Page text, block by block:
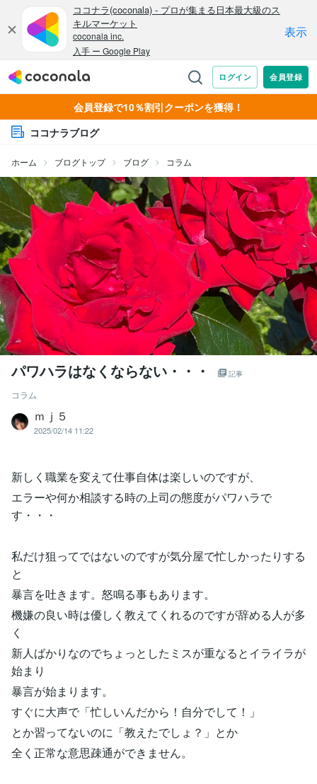
会員登録で10％割引クーポンを獲得！
ココナラブログ
ホーム ブログトップ ブログ コラム
パワハラはなくならない・・・ 記事
コラム
ｍｊ５
2025/02/14 11:22
新しく職業を変えて仕事自体は楽しいのですが、
エラーや何か相談する時の上司の態度がパワハラで
す・・・
私だけ狙ってではないのですが気分屋で忙しかったりする
と
暴言を吐きます。怒鳴る事もあります。
機嫌の良い時は優しく教えてくれるのですが辞める人が多
く
新人ばかりなのでちょっとしたミスが重なるとイライラが
始まり
暴言が始まります。
すぐに大声で「忙しいんだから！自分でして！」
とか習ってないのに「教えたでしょ？」とか
全く正常な意思疎通ができません。